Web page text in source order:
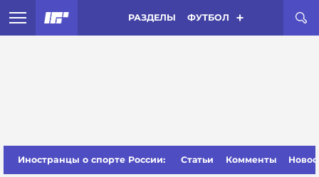
РАЗДЕЛЫ ФУТБОЛ
Иностранцы о спорте России: Статьи Комменты